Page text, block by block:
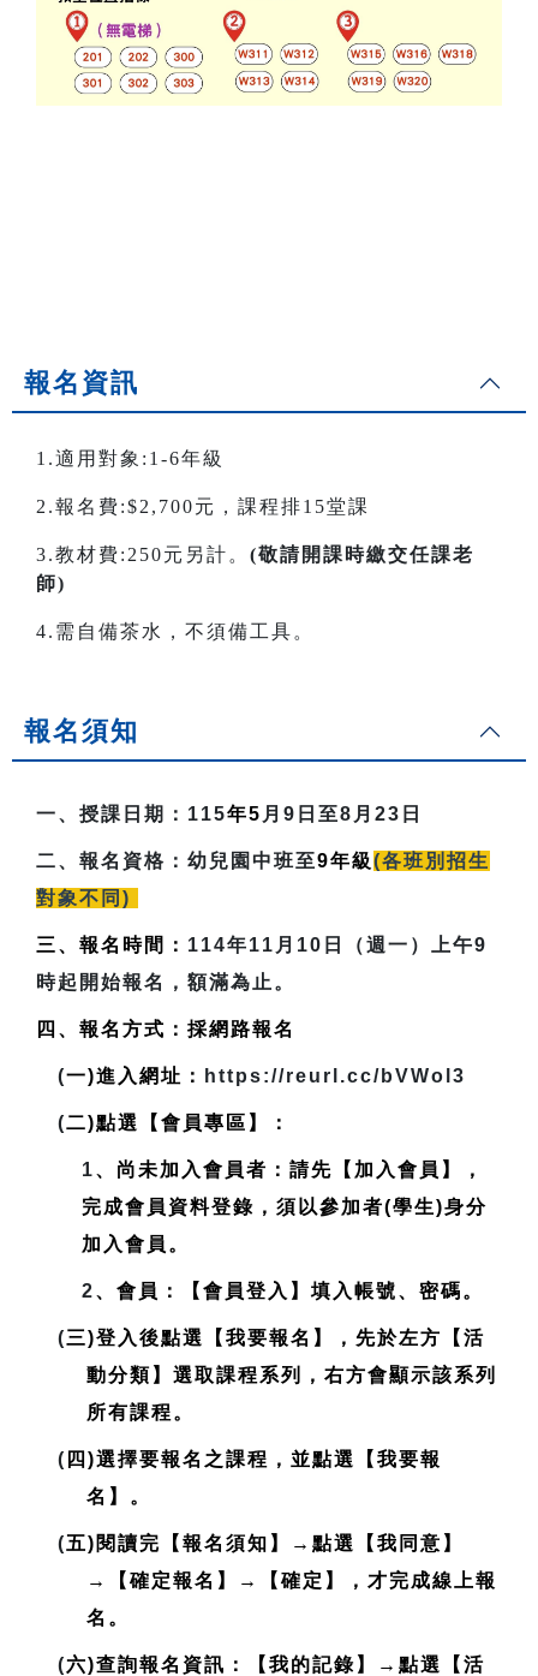
報名資訊
1.適用對象:1-6年級
2.報名費:$2,700元，課程排15堂課
3.教材費:250元另計。 (敬請開課時繳交任課老
師)
4.需自備茶水，不須備工具。
報名須知
一、授課日期： 115年5 月9日至8月23日
二、報名資格： 幼兒園中班至9年級(各班別招生
對象不同)
三、報名時間： 114年11月10日（週一）上午9
時起開始報名，額滿為止。
四、報名方式：採網路報名
(一)進入網址： https://reurl.cc/bVWol3
(二)點選【會員專區】：
1、尚未加入會員者：請先【加入會員】，
完成會員資料登錄， 須以參加者(學生)身分
加入會員 。
2、會員：【會員登入】填入帳號、密碼。
(三)登入後點選【我要報名】，先於左方【活
動分類】選取課程系列，右方會顯示該系列
所有課程。
( 四)選擇要報名之課程，並點選【我要報
名】。
(五)閱讀完【報名須知】→點選【我同意】
→【確定報名】→【確定】，才完成線上報
名。
(六)查詢報名資訊：【我的記錄】→點選【活